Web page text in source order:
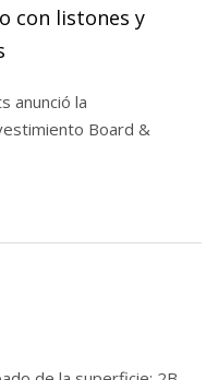
con listones y
anunció la
Board &